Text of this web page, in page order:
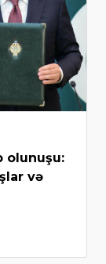
olunuşu:
və